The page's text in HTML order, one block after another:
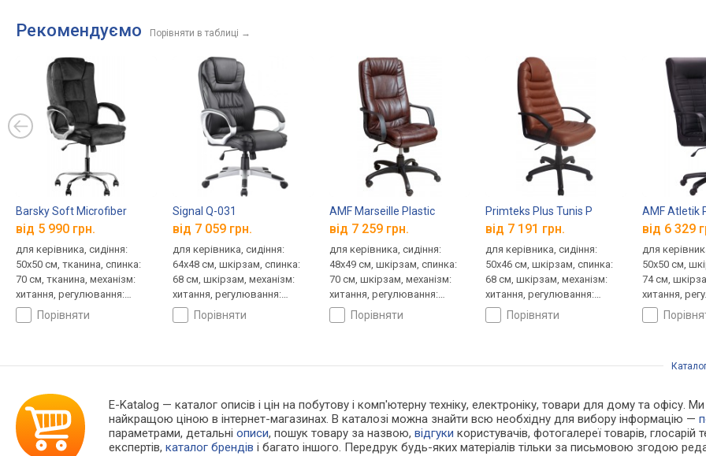
Рекомендуємо Порівняти в таблиці →
Barsky Soft Microfiber
від 5 990 грн.
для керівника, сидіння:
50x50 см, тканина, спинка:
70 см, тканина, механізм:
хитання, регулювання:
висоти, жорсткості
порівняти
Signal Q-031
від 7 059 грн.
для керівника, сидіння:
64x48 см, шкірзам, спинка:
68 см, шкірзам, механізм:
хитання, регулювання:
висоти, жорсткості
порівняти
AMF Marseille Plastic
від 7 259 грн.
для керівника, сидіння:
48x49 см, шкірзам, спинка:
70 см, шкірзам, механізм:
хитання, регулювання:
висоти, жорсткості
порівняти
Primteks Plus Tunis P
від 7 191 грн.
для керівника, сидіння:
50x46 см, шкірзам, спинка:
68 см, шкірзам, механізм:
хитання, регулювання:
висоти, жорсткості
порівняти
AMF Atletik
від 6 329
для
50x50 см,
74 см,
хитання,
висоти,
E-Katalog — каталог описів і цін на побутову і комп'ютерну техніку, електроніку, товари для дому та офісу.
найкращою ціною в інтернет-магазинах. В каталозі можна знайти всю необхідну для вибору інформацію —
параметрами, детальніописи, пошук товару за назвою,відгуки користувачів, фотогалереї товарів, глосарій
експертів,каталог брендів і багато іншого. Передрук будь-яких матеріалів тільки за письмовою згодою